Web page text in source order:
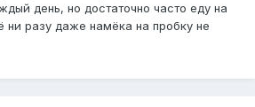
день, но достаточно часто еду на
ни разу даже намёка на пробку не